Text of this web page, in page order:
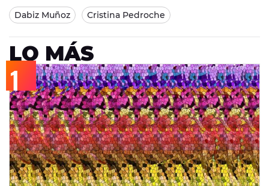
Dabiz Muñoz Cristina Pedroche
LO MÁS